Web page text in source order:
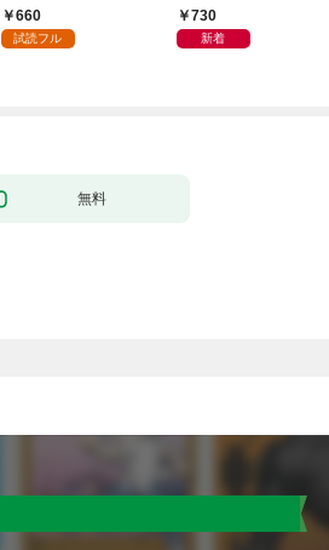
単行本版】１
660
試読フル
月号730
新着
無料